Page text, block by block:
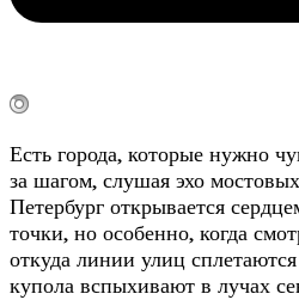
Есть города, которые нужно
за шагом, слушая эхо
Петербург открывается
точки, но особенно, когда
откуда линии улиц
купола вспыхивают в лучах